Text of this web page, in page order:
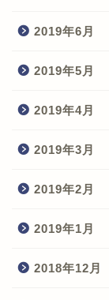
2019年6月
2019年5月
2019年4月
2019年3月
2019年2月
2019年1月
2018年12月